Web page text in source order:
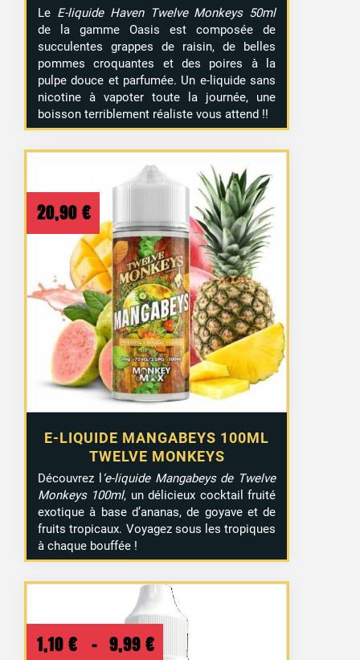
Le E-liquide Haven Twelve Monkeys 50ml
de la gamme Oasis est composée de
succulentes grappes de raisin, de belles
pommes croquantes et des poires à la
pulpe douce et parfumée. Un e-liquide sans
nicotine à vapoter toute la journée, une
boisson terriblement réaliste vous attend !!
E-LIQUIDE MANGABEYS 100ML
TWELVE MONKEYS
20,90 €
Découvrez l
‘e-liquide Mangabeys de Twelve
Monkeys 100ml, un délicieux cocktail fruité
exotique à base d’ananas, de goyave et de
fruits tropicaux. Voyagez sous les tropiques
à chaque bouffée !
1,10 € – 9,99 €
Plage